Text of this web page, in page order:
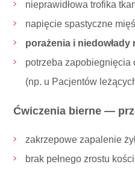
nieprawidłowa trofika
napięcie spastyczne
porażenia i niedowłady
potrzeba zapobiegnięcia
(np. u Pacjentów
Ćwiczenia bierne —
zakrzepowe zapalenie
brak pełnego zrostu